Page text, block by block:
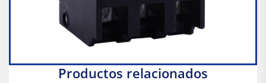
Productos relacionados